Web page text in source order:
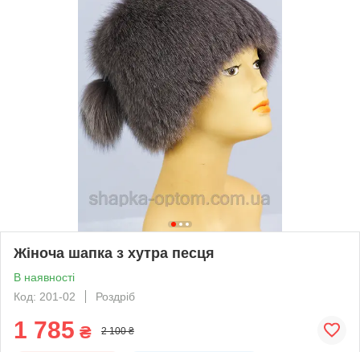
Жіноча шапка з хутра песця
В наявності
Код: 201-02
Роздріб
1 785 ₴ 2 100 ₴